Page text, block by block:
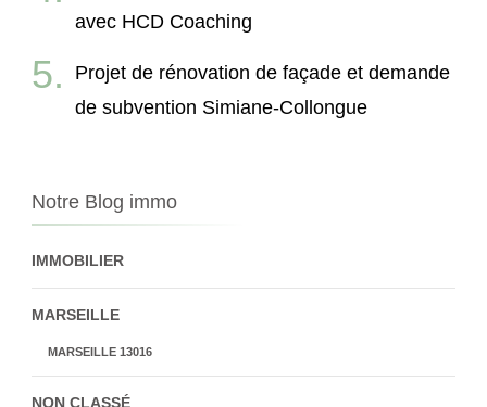
avec HCD Coaching
Projet de rénovation de façade et demande
de subvention Simiane-Collongue
Notre Blog immo
IMMOBILIER
MARSEILLE
MARSEILLE 13016
NON CLASSÉ